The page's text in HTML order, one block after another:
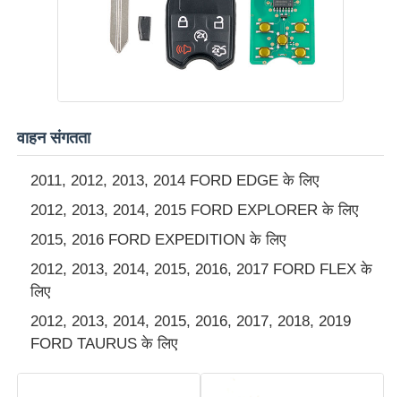
फैक्टरी यात्रा
गुणवत्ता नियंत्रण
हमसे संपर्क करें
समाचार
सभी मामलों
वाहन संगतता
2011, 2012, 2013, 2014 FORD EDGE के लिए
2012, 2013, 2014, 2015 FORD EXPLORER के लिए
2015, 2016 FORD EXPEDITION के लिए
2012, 2013, 2014, 2015, 2016, 2017 FORD FLEX के
लिए
2012, 2013, 2014, 2015, 2016, 2017, 2018, 2019
FORD TAURUS के लिए